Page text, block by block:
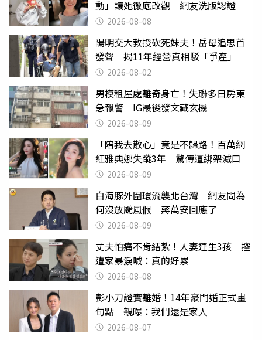
動」讓她徹底改觀 網友洗版認證
2026-08-08
陽明交大教授砍死妹夫！岳母追思首
發聲 揭11年經營真相駁「爭產」
2026-08-02
男模租屋處離奇身亡！失聯多日房東
急報警 IG最後發文藏玄機
2026-08-09
「陪我去散心」竟是不歸路！百萬網
紅雅典娜失蹤3年 驚傳遭綁架滅口
2026-08-09
白海豚外圍環流襲北台灣 網友問為
何沒放颱風假 蔣萬安回應了
2026-08-09
丈夫怕痛不肯結紮！人妻連生3孩 控
遭家暴淚喊：真的好累
2026-08-08
彭小刀證實離婚！14年豪門婚正式畫
句點 親曝：我們還是家人
2026-08-07